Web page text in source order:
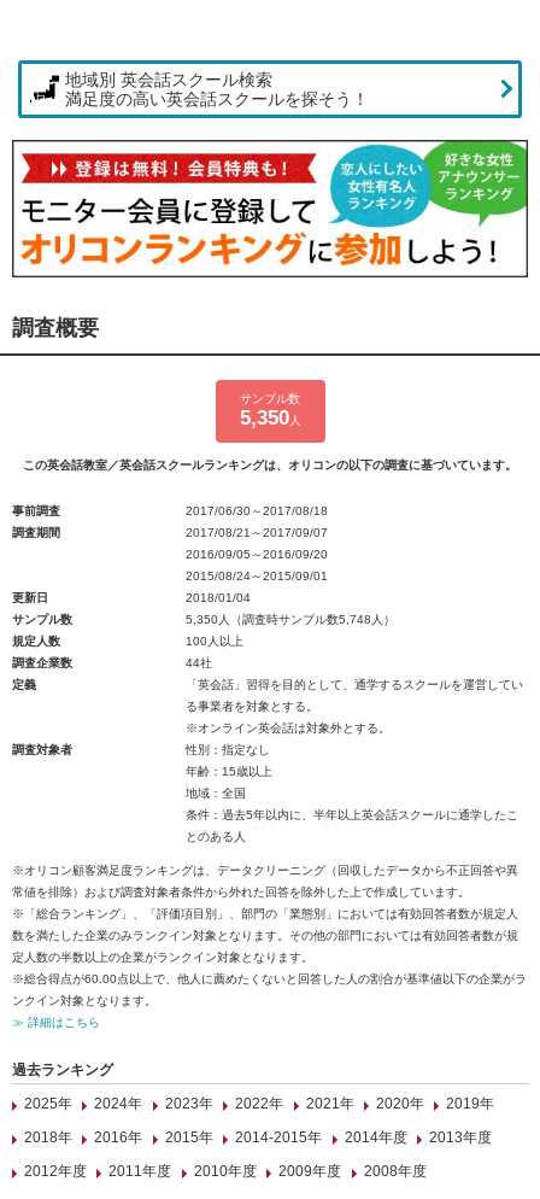
地域別 英会話スクール検索
満足度の高い英会話スクールを探そう！
調査概要
サンプル数
5,350人
この英会話教室／英会話スクールランキングは、オリコンの以下の調査に基づいています。
事前調査
2017/06/30～2017/08/18
調査期間
2017/08/21～2017/09/07
2016/09/05～2016/09/20
2015/08/24～2015/09/01
更新日
2018/01/04
サンプル数
5,350人（調査時サンプル数5,748人）
規定人数
100人以上
調査企業数
44社
定義
「英会話」習得を目的として、通学するスクールを運営してい
る事業者を対象とする。
※オンライン英会話は対象外とする。
調査対象者
性別：指定なし
年齢：15歳以上
地域：全国
条件：過去5年以内に、半年以上英会話スクールに通学したこ
とのある人
※オリコン顧客満足度ランキングは、データクリーニング（回収したデータから不正回答や異
常値を排除）および調査対象者条件から外れた回答を除外した上で作成しています。
※「総合ランキング」、「評価項目別」、部門の「業態別」においては有効回答者数が規定人
数を満たした企業のみランクイン対象となります。その他の部門においては有効回答者数が規
定人数の半数以上の企業がランクイン対象となります。
※総合得点が60.00点以上で、他人に薦めたくないと回答した人の割合が基準値以下の企業がラ
ンクイン対象となります。
≫ 詳細はこちら
過去ランキング
2025年
2024年 2023年 2022年 2021年 2020年
2019年
2018年
2016年 2015年 2014-2015年 2014年度
2013年度
2012年度
2011年度 2010年度 2009年度 2008年度